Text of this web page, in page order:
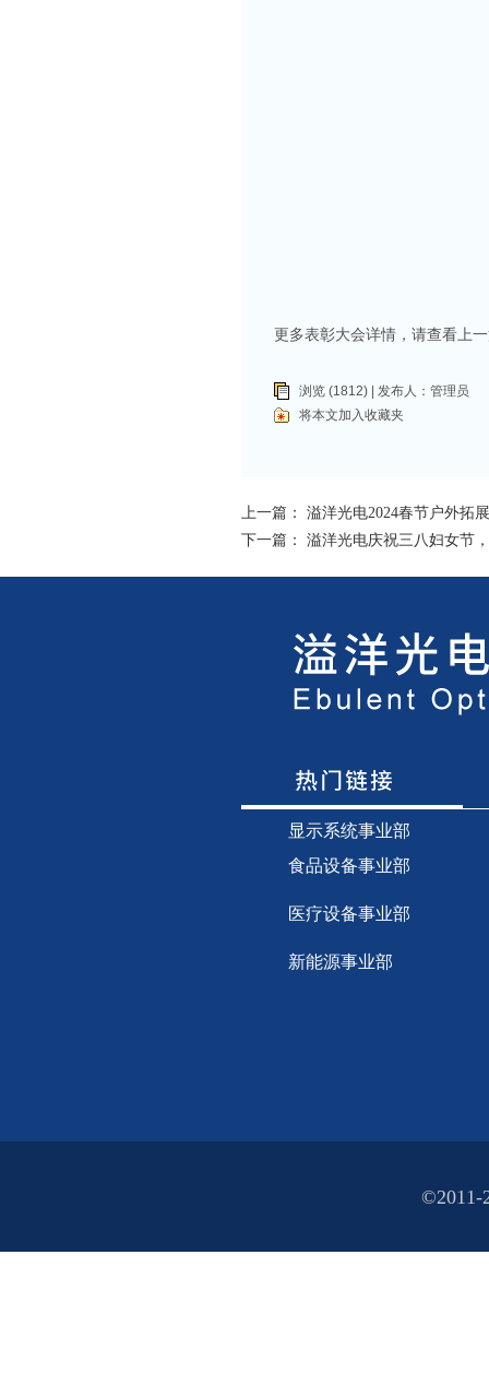
更多表彰大会详情，请查看上
浏览 (1812) | 发布人： 管理员
将本文加入收藏夹
上一篇： 溢洋光电2024春节户外拓
下一篇： 溢洋光电庆祝三八妇女节
显示系统事业部
食品设备事业部
医疗设备事业部
新能源事业部
©2011-